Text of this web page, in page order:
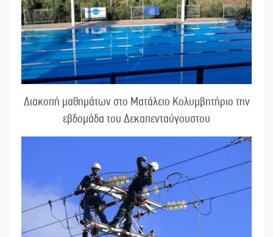
Διακοπή μαθημάτων στο Ματάλειο Κολυμβητήριο την
εβδομάδα του Δεκαπενταύγουστου